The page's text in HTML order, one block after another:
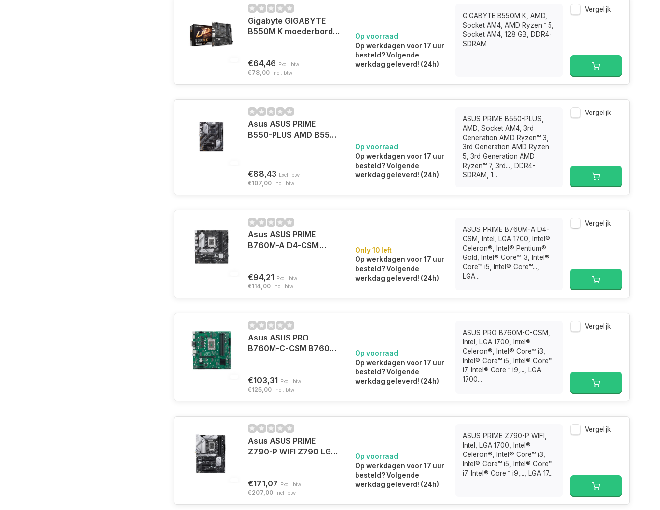
Gigabyte GIGABYTE
B550M K moederbord
€64,46 Excl. btw
€78,00 Incl. btw
Op voorraad
Op werkdagen voor 17 uur
besteld? Volgende
werkdag geleverd! (24h)
GIGABYTE B550M K, AMD,
Socket AM4, AMD Ryzen™ 5,
Socket AM4, 128 GB, DDR4-
SDRAM
Vergelijk
Asus ASUS PRIME
B550-PLUS AMD B550
€88,43 Excl. btw
€107,00 Incl. btw
Op voorraad
Op werkdagen voor 17 uur
besteld? Volgende
werkdag geleverd! (24h)
ASUS PRIME B550-PLUS,
AMD, Socket AM4, 3rd
Generation AMD Ryzen™ 3,
3rd Generation AMD Ryzen
5, 3rd Generation AMD
Ryzen™ 7, 3rd..., DDR4-
SDRAM, 1...
Vergelijk
Asus ASUS PRIME
B760M-A D4-CSM
€94,21 Excl. btw
€114,00 Incl. btw
Only 10 left
Op werkdagen voor 17 uur
besteld? Volgende
werkdag geleverd! (24h)
ASUS PRIME B760M-A D4-
CSM, Intel, LGA 1700, Intel®
Celeron®, Intel® Pentium®
Gold, Intel® Core™ i3, Intel®
Core™ i5, Intel® Core™...,
LGA...
Vergelijk
Asus ASUS PRO
B760M-C-CSM B760
€103,31 Excl. btw
€125,00 Incl. btw
Op voorraad
Op werkdagen voor 17 uur
besteld? Volgende
werkdag geleverd! (24h)
ASUS PRO B760M-C-CSM,
Intel, LGA 1700, Intel®
Celeron®, Intel® Core™ i3,
Intel® Core™ i5, Intel® Core™
i7, Intel® Core™ i9,..., LGA
1700...
Vergelijk
Asus ASUS PRIME
Z790-P WIFI Z790 LGA
€171,07 Excl. btw
€207,00 Incl. btw
Op voorraad
Op werkdagen voor 17 uur
besteld? Volgende
werkdag geleverd! (24h)
ASUS PRIME Z790-P WIFI,
Intel, LGA 1700, Intel®
Celeron®, Intel® Core™ i3,
Intel® Core™ i5, Intel® Core™
i7, Intel® Core™ i9,..., LGA 17...
Vergelijk